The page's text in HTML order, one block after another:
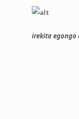
irekita egongo